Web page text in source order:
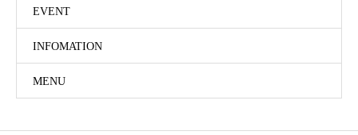
EVENT
INFOMATION
MENU